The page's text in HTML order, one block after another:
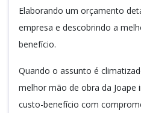
Elaborando um orçamento
empresa e descobrindo a
benefício.
Quando o assunto é
melhor mão de obra da Joape
custo-benefício com